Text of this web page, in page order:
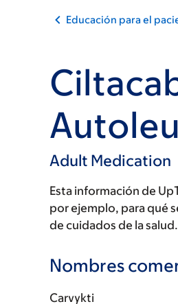
Educación para el
Adult Medication
Esta información de
por ejemplo, para qué
de cuidados de la salud.
Nombres
Carvykti